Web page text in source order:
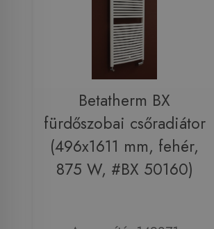
Betatherm BX
fürdőszobai csőradiátor
(496x1611 mm, fehér,
875 W, #BX 50160)